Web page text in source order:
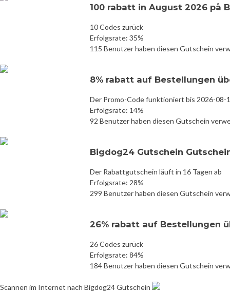
100 rabatt in August 2026 på
10 Codes zurück
Erfolgsrate: 35%
115 Benutzer haben diesen Gutschein
8% rabatt auf Bestellungen
Der Promo-Code funktioniert bis 2026-08-
Erfolgsrate: 14%
92 Benutzer haben diesen Gutschein
Bigdog24 Gutschein
Der Rabattgutschein läuft in 16 Tagen ab
Erfolgsrate: 28%
299 Benutzer haben diesen Gutschein
26% rabatt auf Bestellungen
26 Codes zurück
Erfolgsrate: 84%
184 Benutzer haben diesen Gutschein
Scannen im Internet nach Bigdog24 Gutschein